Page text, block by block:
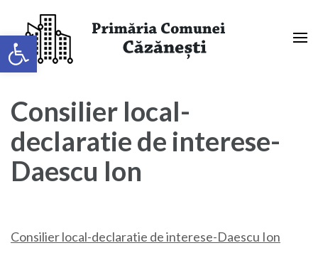
Deschide bara de unelte
conținut
(apasă
Primaria Comunei Căzănești,
Mehedinți
Consilier local-
declaratie de interese-
Daescu Ion
Consilier local-declaratie de interese-Daescu Ion